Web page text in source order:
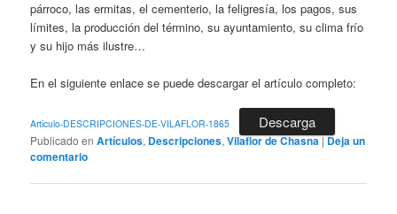
párroco, las ermitas, el cementerio, la feligresía, los pagos, sus
límites, la producción del término, su ayuntamiento, su clima frío
y su hijo más ilustre…
En el siguiente enlace se puede descargar el artículo completo:
Articulo-DESCRIPCIONES-DE-VILAFLOR-1865 Descarga
Publicado en Artículos, Descripciones,Vilaflor de Chasna|Deja un
comentario